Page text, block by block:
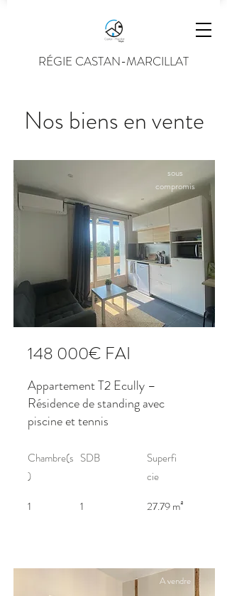
RÉGIE CASTAN-MARCILLAT
Nos biens en vente
sous
compromis
148 000€ FAI
Appartement T2 Ecully –
Résidence de standing avec
piscine et tennis
Chambre(s
)
SDB
1 1
Superfi
cie
27.79 m²
A vendre